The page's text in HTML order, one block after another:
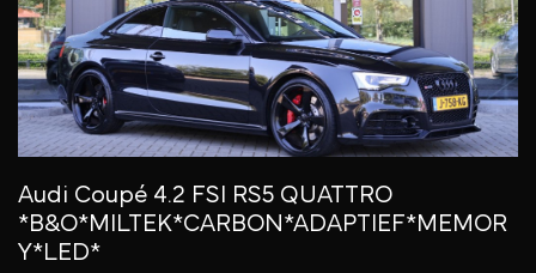
Audi Coupé 4.2 FSI RS5 QUATTRO
*B&O*MILTEK*CARBON*ADAPTIEF*MEMOR
Y*LED*